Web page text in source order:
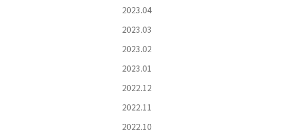
2023.04
2023.03
2023.02
2023.01
2022.12
2022.11
2022.10